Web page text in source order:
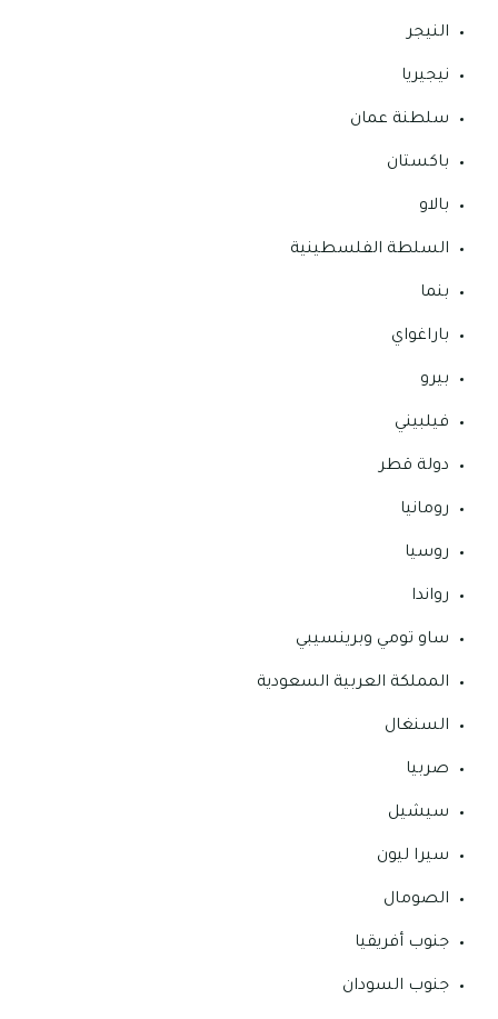
النيجر
نيجيريا
سلطنة عمان
باكستان
بالاو
السلطة الفلسطينية
بنما
باراغواي
بيرو
فيلبيني
دولة قطر
رومانيا
روسيا
رواندا
ساو تومي وبرينسيبي
المملكة العربية السعودية
السنغال
صربيا
سيشيل
سيرا ليون
الصومال
جنوب أفريقيا
جنوب السودان